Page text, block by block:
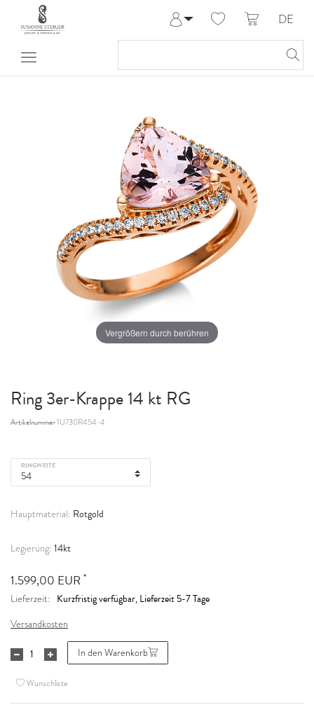
Anmelden
Meine Bestellungen
DE
Vergrößern durch berühren
Ring 3er-Krappe 14 kt RG
Artikelnummer1U730R454-4
RINGWEITE
Hauptmaterial: Rotgold
Legierung: 14kt
1.599,00 EUR *
Lieferzeit: Kurzfristig verfügbar, Lieferzeit 5-7 Tage
Versandkosten
In den Warenkorb
Wunschliste